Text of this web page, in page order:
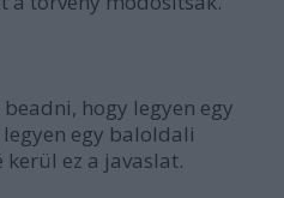
hogy legyen egy
egy baloldali
ez a javaslat.